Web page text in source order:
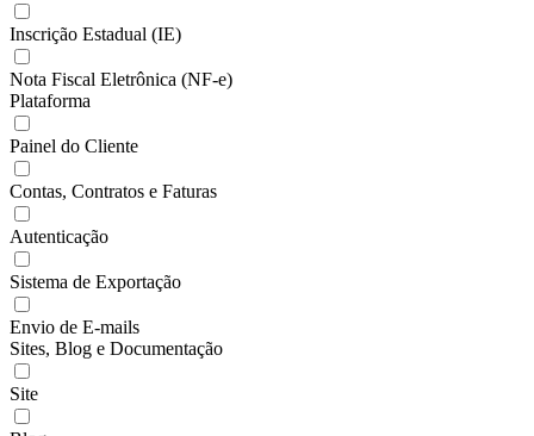
Inscrição Estadual (IE)
Nota Fiscal Eletrônica (NF-e)
Plataforma
Painel do Cliente
Contas, Contratos e Faturas
Autenticação
Sistema de Exportação
Envio de E-mails
Sites, Blog e Documentação
Site